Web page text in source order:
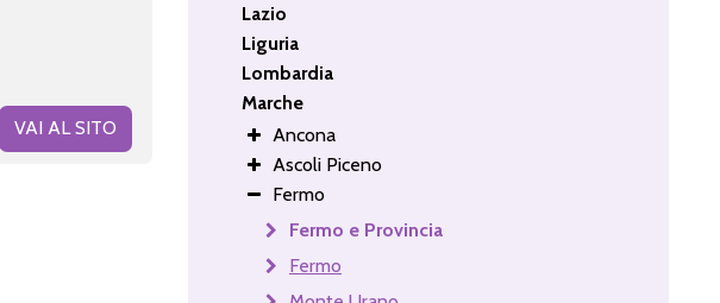
VAI AL SITO
Lazio
Liguria
Lombardia
Marche
Ancona
Ascoli Piceno
Fermo
Fermo e Provincia
Fermo